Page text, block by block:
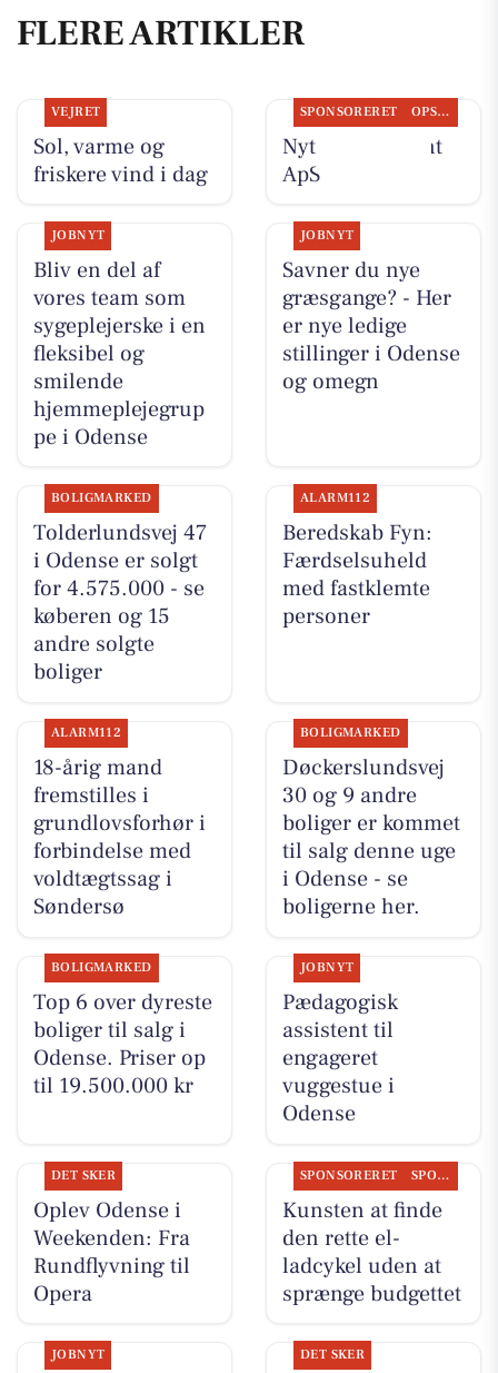
FLERE ARTIKLER
VEJRET
Sol, varme og
friskere vind i dag
SPONSORERET OPSLAGSTAVLEN
Nyt fra Fairpaint
ApS
JOBNYT
Bliv en del af
vores team som
sygeplejerske i en
fleksibel og
smilende
hjemmeplejegrup
pe i Odense
JOBNYT
Savner du nye
græsgange? - Her
er nye ledige
stillinger i Odense
og omegn
BOLIGMARKED
Tolderlundsvej 47
i Odense er solgt
for 4.575.000 - se
køberen og 15
andre solgte
boliger
ALARM112
Beredskab Fyn:
Færdselsuheld
med fastklemte
personer
ALARM112
18-årig mand
fremstilles i
grundlovsforhør i
forbindelse med
voldtægtssag i
Søndersø
BOLIGMARKED
Døckerslundsvej
30 og 9 andre
boliger er kommet
til salg denne uge
i Odense - se
boligerne her.
BOLIGMARKED
Top 6 over dyreste
boliger til salg i
Odense. Priser op
til 19.500.000 kr
JOBNYT
Pædagogisk
assistent til
engageret
vuggestue i
Odense
DET SKER
Oplev Odense i
Weekenden: Fra
Rundflyvning til
Opera
SPONSORERET SPONSORERET INDHOLD
Kunsten at finde
den rette el-
ladcykel uden at
sprænge budgettet
JOBNYT DET SKER